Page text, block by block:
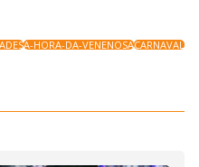
A-HORA-DA-VENENOSACARNAVAL